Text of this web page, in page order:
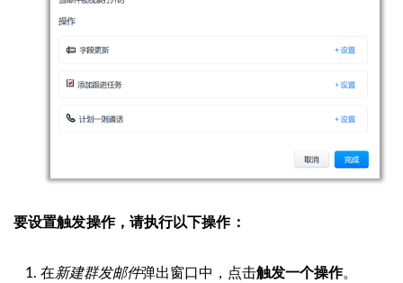
要设置触发操作，请执行以下操作：
在新建群发邮件弹出窗口中，点击触发一个操作。